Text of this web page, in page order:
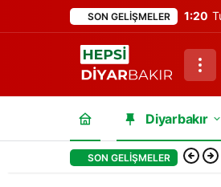
SON GELIŞMELER 1:20
Diyarbakır
SON GELIŞMELER